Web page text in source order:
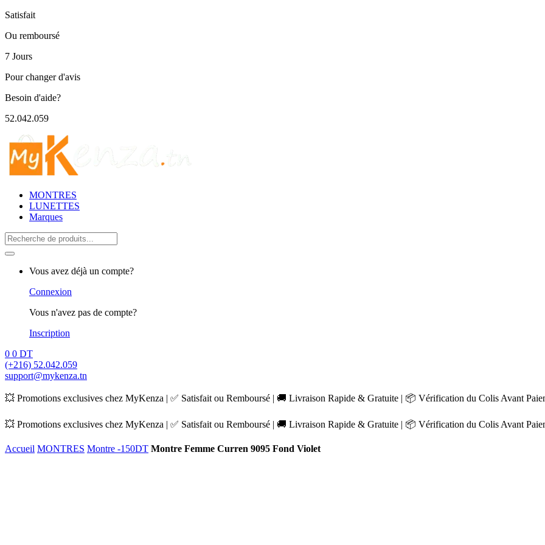
Satisfait
Ou remboursé
7 Jours
Pour changer d'avis
Besoin d'aide?
52.042.059
MONTRES
LUNETTES
Marques
Search
for:
Vous avez déjà un compte?
Connexion
Vous n'avez pas de compte?
Inscription
0 0 DT
(+216) 52.042.059
support@mykenza.tn
💥 Promotions exclusives chez MyKenza | ✅ Satisfait ou Remboursé | 🚚 Livraison Rapide & Gratuite | 📦 Vérification du Colis Avant
💥 Promotions exclusives chez MyKenza | ✅ Satisfait ou Remboursé | 🚚 Livraison Rapide & Gratuite | 📦 Vérification du Colis Avant
Accueil MONTRES Montre -150DT Montre Femme Curren 9095 Fond Violet